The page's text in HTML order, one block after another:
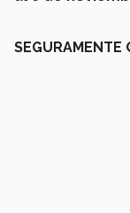
SEGURAMENTE